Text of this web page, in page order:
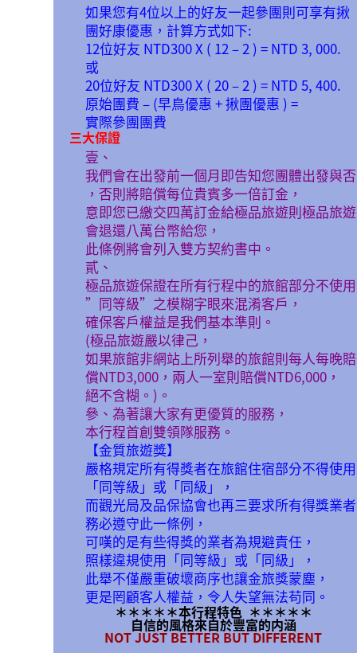
如果您有4位以上的好友一起參團則可享有揪
團好康優惠，計算方式如下:
12位好友 NTD300 X ( 12 – 2 ) = NTD 3, 000.
或
20位好友 NTD300 X ( 20 – 2 ) = NTD 5, 400.
原始團費 – (早鳥優惠 + 揪團優惠 ) =
實際參團團費
三大保證
壹、
我們會在出發前一個月即告知您團體出發與否
，否則將賠償每位貴賓多一倍訂金，
意即您已繳交四萬訂金給極品旅遊則極品旅遊
會退還八萬台幣給您，
此條例將會列入雙方契約書中。
貳、
極品旅遊保證在所有行程中的旅館部分不使用
”同等級”之模糊字眼來混淆客戶，
確保客戶權益是我們基本準則。
(極品旅遊嚴以律己，
如果旅館非網站上所列舉的旅館則每人每晚賠
償NTD3,000，兩人一室則賠償NTD6,000，
絕不含糊。)。
參、為著讓大家有更優質的服務，
本行程首創雙領隊服務。
【金質旅遊獎】
嚴格規定所有得獎者在旅館住宿部分不得使用
「同等級」或「同級」，
而觀光局及品保協會也再三要求所有得獎業者
務必遵守此一條例，
可嘆的是有些得獎的業者為規避責任，
照樣違規使用「同等級」或「同級」，
此舉不僅嚴重破壞商序也讓金旅獎蒙塵，
更是罔顧客人權益，令人失望無法苟同。
＊＊＊＊＊本行程特色 ＊＊＊＊＊
自信的風格來自於豐富的内涵
NOT JUST BETTER BUT DIFFERENT